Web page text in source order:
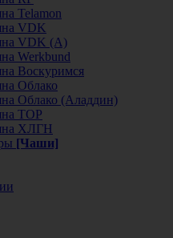
Telamon
VDK
VDK (А)
Werkbund
Воскуримся
Облако
Облако (Аладдин)
ТОР
ХЛГН
[Чаши]